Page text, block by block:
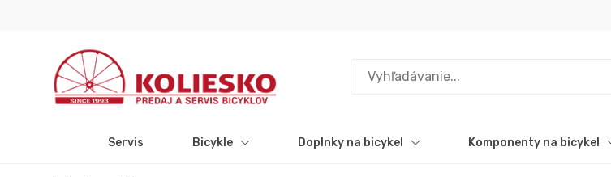
Servis Bicykle Doplnky na bicykel Komponenty na bicykel